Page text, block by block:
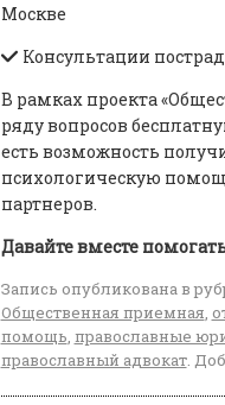
Москве
Консультации
В рамках проекта
ряду вопросов
есть возможность
психологическую
партнеров.
Давайте вместе
Запись опубликована в
Общественная приемная,
помощь, православные
православный адвокат.